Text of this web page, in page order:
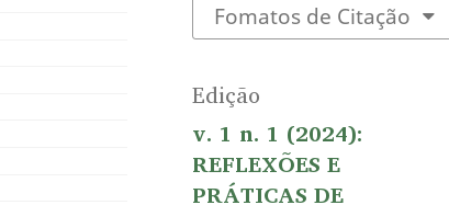
Fomatos de Citação
Edição
v. 1 n. 1 (2024):
REFLEXÕES E
PRÁTICAS DE